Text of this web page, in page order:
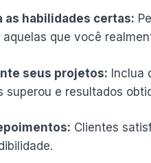
as habilidades certas:
aquelas que você
seus projetos: Inclua
superou e resultados
Clientes